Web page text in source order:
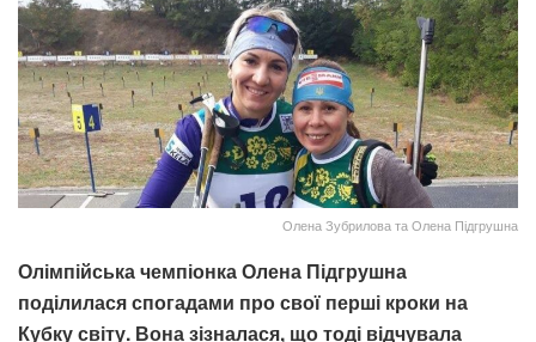
Олена Зубрилова та Олена Підгрушна
Олімпійська чемпіонка Олена Підгрушна
поділилася спогадами про свої перші кроки на
Кубку світу. Вона зізналася, що тоді відчувала